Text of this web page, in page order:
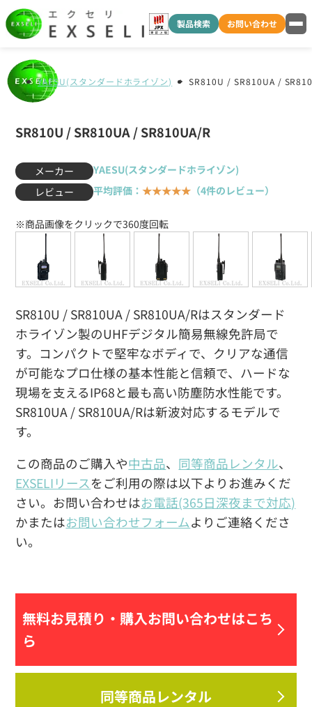
製品検索 お問い合わせ
YAESU(スタンダードホライゾン) SR810U / SR810UA /
SR810U / SR810UA / SR810UA/R
メーカー
YAESU(スタンダードホライゾン)
レビュー
平均評価：★★★★★ （4件のレビュー）
SR810U / SR810UA / SR810UA/Rはスタンダード
ホライゾン製のUHFデジタル簡易無線免許局で
す。コンパクトで堅牢なボディで、クリアな通信
が可能なプロ仕様の基本性能と信頼で、ハードな
現場を支えるIP68と最も高い防塵防水性能です。
SR810UA / SR810UA/Rは新波対応するモデルで
す。
この商品のご購入や中古品、 同等商品レンタル、
EXSELIリース をご利用の際は以下よりお進みくだ
さい。お問い合わせはお電話(365日深夜まで対応)
かまたはお問い合わせフォームよりご連絡くださ
い。
無料お見積り・ 購入お問い合わせはこち
ら
同等商品レンタル
※商品画像をクリックで360度回転